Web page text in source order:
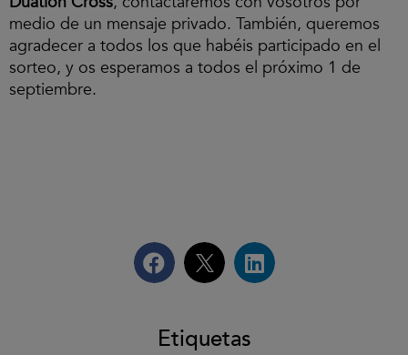
medio de un mensaje privado. También, queremos
agradecer a todos los que habéis participado en el
sorteo, y os esperamos a todos el próximo 1 de
septiembre.
Etiquetas